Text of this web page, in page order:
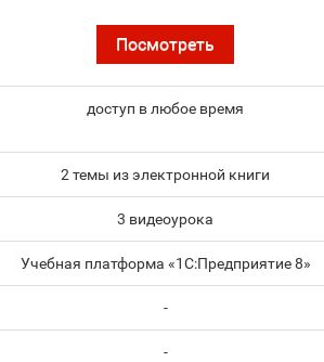
Посмотреть
доступ в любое время
2 темы из электронной книги
3 видеоурока
Учебная платформа «1С:Предприятие 8»
-
-